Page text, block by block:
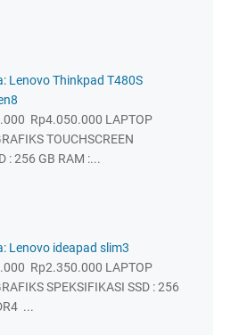
Lenovo Thinkpad T480S
Rp4.050.000 LAPTOP
TOUCHSCREEN
: 256 GB RAM :...
Lenovo ideapad slim3
Rp2.350.000 LAPTOP
SPEKSIFIKASI SSD : 256
...